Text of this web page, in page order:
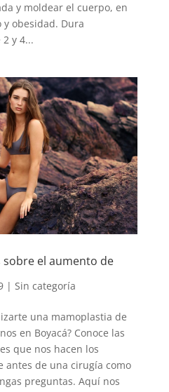
y moldear el cuerpo, en
y obesidad. Dura
y 4...
el aumento de
| Sin categoría
una mamoplastia de
en Boyacá? Conoce las
que nos hacen los
antes de una cirugía como
preguntas. Aquí nos